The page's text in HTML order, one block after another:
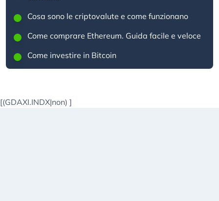
Cosa sono le criptovalute e come funzionano
Come comprare Ethereum. Guida facile e veloce
Come investire in Bitcoin
[(GDAXI.INDX|non) ]